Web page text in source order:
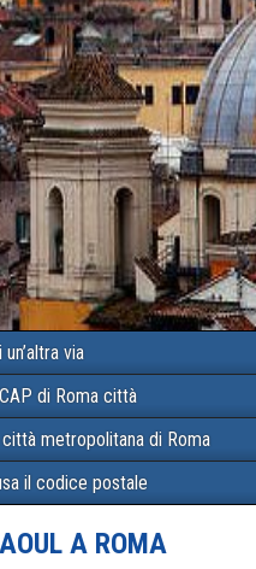
via
di Roma città
metropolitana di Roma
il codice postale
A ROMA